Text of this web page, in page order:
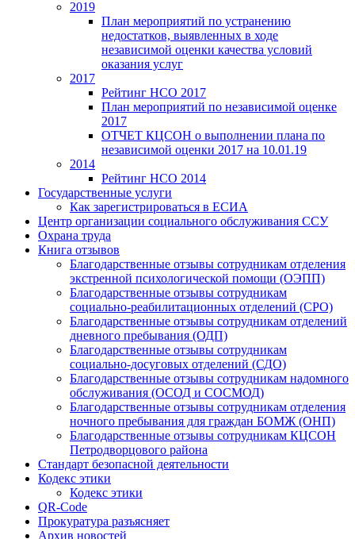
2019
План мероприятий по устранению
недостатков, выявленных в ходе
независимой оценки качества условий
оказания услуг
2017
Рейтинг НСО 2017
План мероприятий по независимой оценке
2017
ОТЧЕТ КЦСОН о выполнении плана по
независимой оценки 2017 на 10.01.19
2014
Рейтинг НСО 2014
Государственные услуги
Как зарегистрироваться в ЕСИА
Центр организации социального обслуживания ССУ
Охрана труда
Книга отзывов
Благодарственные отзывы сотрудникам отделения
экстренной психологической помощи (ОЭПП)
Благодарственные отзывы сотрудникам
социально-реабилитационных отделений (СРО)
Благодарственные отзывы сотрудникам отделений
дневного пребывания (ОДП)
Благодарственные отзывы сотрудникам
социально-досуговых отделений (СДО)
Благодарственные отзывы сотрудникам надомного
обслуживания (ОСОД и СОСМОД)
Благодарственные отзывы сотрудникам отделения
ночного пребывания для граждан БОМЖ (ОНП)
Благодарственные отзывы сотрудникам КЦСОН
Петродворцового района
Стандарт безопасной деятельности
Кодекс этики
Кодекс этики
QR-Code
Прокуратура разъясняет
Архив новостей